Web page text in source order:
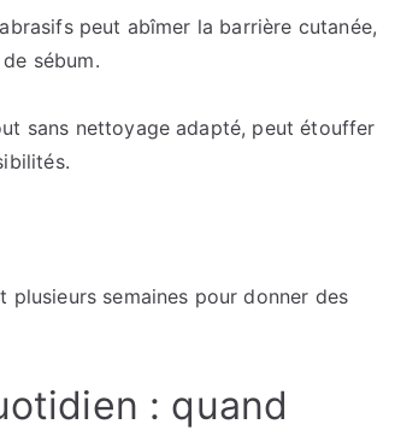
peut abîmer la barrière cutanée,
sébum.
sans nettoyage adapté, peut étouffer
semaines pour donner des
: quand